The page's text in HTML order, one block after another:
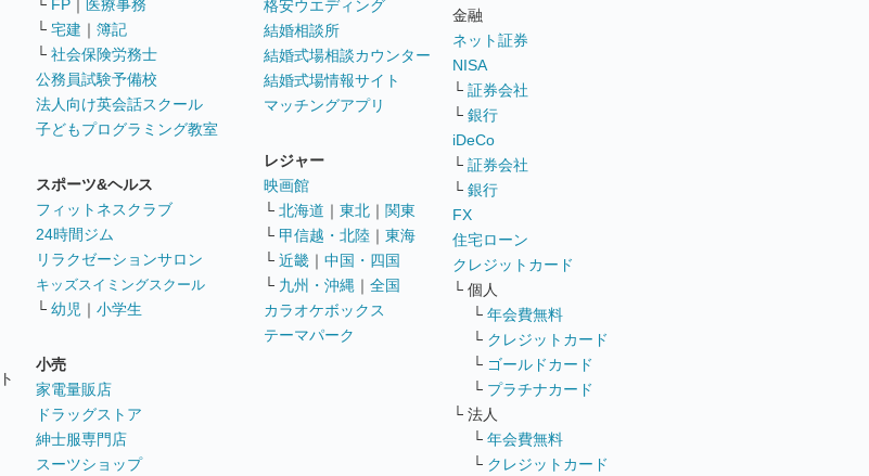
└ FP ｜ 医療事務
└ 宅建 ｜ 簿記
└ 社会保険労務士
公務員試験予備校
法人向け英会話スクール
子どもプログラミング教室
スポーツ&ヘルス
フィットネスクラブ
24時間ジム
リラクゼーションサロン
キッズスイミングスクール
└ 幼児 ｜ 小学生
小売
家電量販店
ドラッグストア
紳士服専門店
スーツショップ
格安ウエディング
結婚相談所
結婚式場相談カウンター
結婚式場情報サイト
マッチングアプリ
レジャー
映画館
└ 北海道 ｜ 東北 ｜ 関東
└ 甲信越・北陸 ｜ 東海
└ 近畿 ｜ 中国・四国
└ 九州・沖縄 ｜ 全国
カラオケボックス
テーマパーク
金融
ネット証券
NISA
└ 証券会社
└ 銀行
iDeCo
└ 証券会社
└ 銀行
FX
住宅ローン
クレジットカード
└ 個人
└ 年会費無料
└ クレジットカード
└ ゴールドカード
└ プラチナカード
└ 法人
└ 年会費無料
└ クレジットカード